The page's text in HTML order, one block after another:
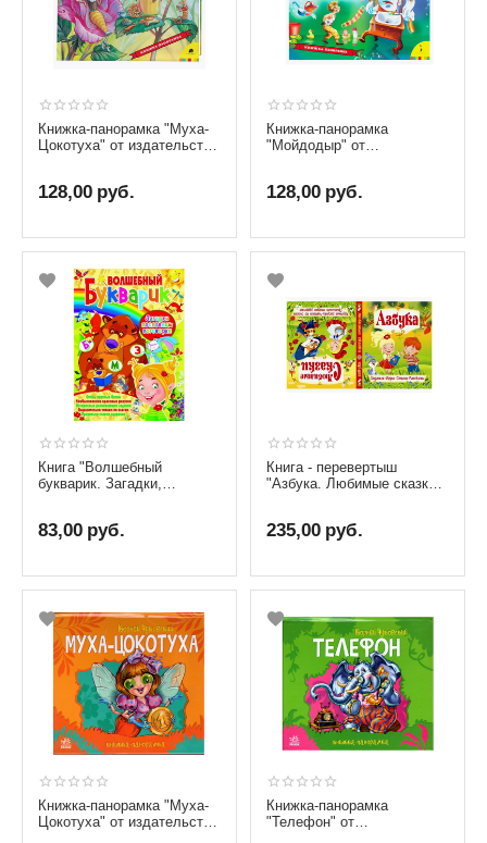
Книжка-панорамка "Муха-
Цокотуха" от издательства
128,00 руб.
Книжка-панорамка
"Мойдодыр" от
128,00 руб.
Книга "Волшебный
букварик. Загадки,
Бук
83,00 руб.
Книга - перевертыш
"Азбука. Любимые сказки"
235,00 руб.
Книжка-панорамка "Муха-
Цокотуха" от издательства
Книжка-панорамка
"Телефон" от